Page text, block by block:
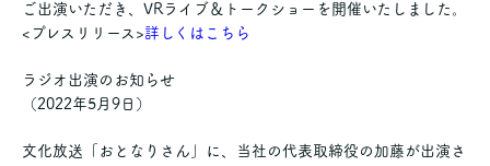
ご出演いただき、VRライブ＆トークショーを開催いたしました。
<プレスリリース>詳しくはこちら
ラジオ出演のお知らせ
（2022年5月9日）
文化放送「おとなりさん」に、当社の代表取締役の加藤が出演さ